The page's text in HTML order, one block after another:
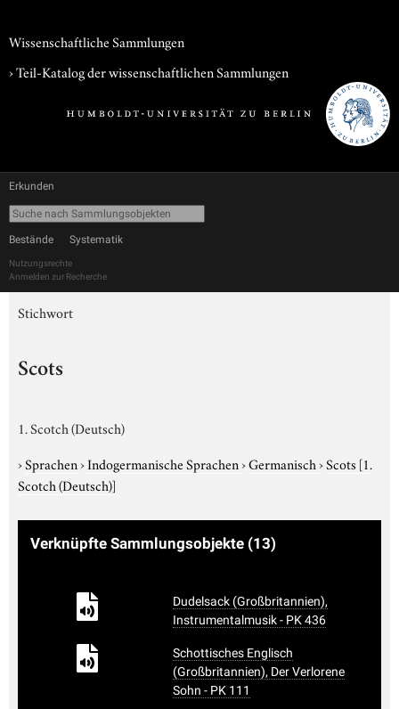
Wissenschaftliche Sammlungen
› Teil-Katalog der wissenschaftlichen Sammlungen
Erkunden
Bestände Systematik
Nutzungsrechte
Anmelden zur Recherche
Stichwort
Scots
1. Scotch (Deutsch)
›Sprachen›Indogermanische Sprachen›Germanisch›Scots [1.
Scotch (Deutsch)]
Verknüpfte Sammlungsobjekte (13)
Dudelsack (Großbritannien),
Instrumentalmusik - PK 436
Schottisches Englisch
(Großbritannien), Der Verlorene
Sohn - PK 111